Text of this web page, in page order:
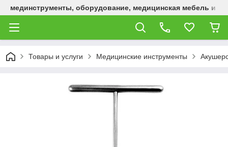
мединструменты, оборудование, медицинская мебель и
Товары и услуги Медицинские инструменты